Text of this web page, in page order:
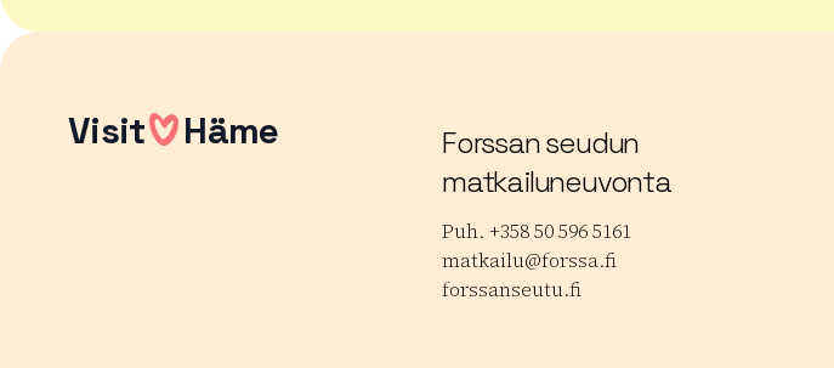
Visit Häme
Forssan seudun
matkailuneuvonta
Puh. +358 50 596 5161
matkailu@forssa.fi
forssanseutu.fi